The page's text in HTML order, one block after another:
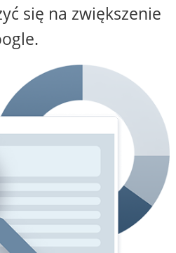
się na zwiększenie